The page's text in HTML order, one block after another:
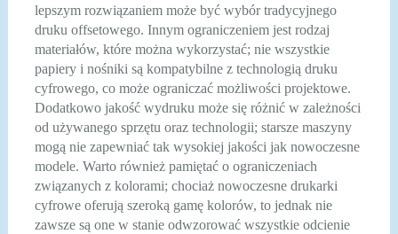
lepszym rozwiązaniem może być wybór tradycyjnego
druku offsetowego. Innym ograniczeniem jest rodzaj
materiałów, które można wykorzystać; nie wszystkie
papiery i nośniki są kompatybilne z technologią druku
cyfrowego, co może ograniczać możliwości projektowe.
Dodatkowo jakość wydruku może się różnić w zależności
od używanego sprzętu oraz technologii; starsze maszyny
mogą nie zapewniać tak wysokiej jakości jak nowoczesne
modele. Warto również pamiętać o ograniczeniach
związanych z kolorami; chociaż nowoczesne drukarki
cyfrowe oferują szeroką gamę kolorów, to jednak nie
zawsze są one w stanie odwzorować wszystkie odcienie